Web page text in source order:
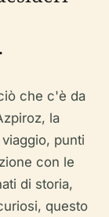
che c'è da
la
punti
con le
di storia,
questo